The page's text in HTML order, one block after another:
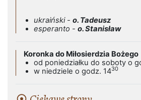
ukraiński - o. Tadeusz
esperanto - o. Stanisław
Koronka do Miłosierdzia Bożego
od poniedziałku do soboty o
w niedziele o godz. 1430